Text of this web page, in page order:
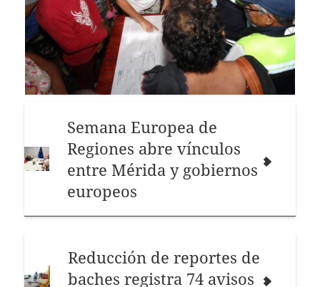
Semana Europea de
Regiones abre vínculos
entre Mérida y gobiernos
europeos
Reducción de reportes de
baches registra 74 avisos